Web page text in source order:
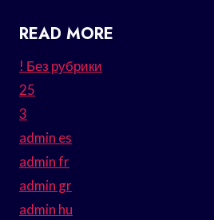
READ MORE
! Без рубрики
25
3
admin es
admin fr
admin gr
admin hu